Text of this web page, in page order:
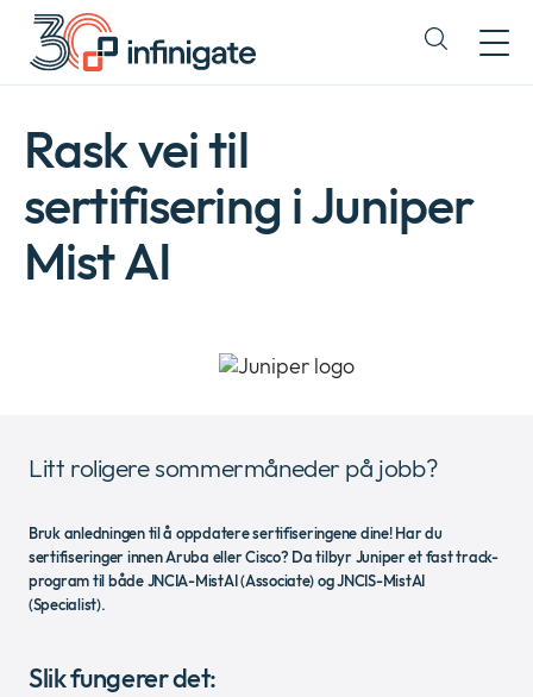
Hopp
innhold
Expand
Newsroom
Juridisk
Rask vei til
sertifisering i Juniper
Mist AI
Litt roligere sommermåneder på jobb?
Bruk anledningen til å oppdatere sertifiseringene dine! Har du
sertifiseringer innen Aruba eller Cisco? Da tilbyr Juniper et fast track-
program til både JNCIA-MistAI (Associate) og JNCIS-MistAI
(Specialist).
Slik fungerer det: